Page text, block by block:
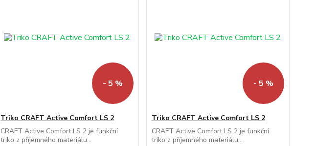
- 5 %
Triko CRAFT Active Comfort LS 2
CRAFT Active Comfort LS 2 je funkční
triko z příjemného materiálu...
- 5 %
Triko CRAFT Active Comfort LS 2
CRAFT Active Comfort LS 2 je funkční
triko z příjemného materiálu...